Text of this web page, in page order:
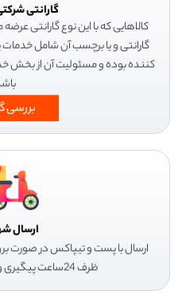
گارانتی
کالاهایی که با این نوع گارانتی
گارانتی و یا برچسب آن شامل
بررسی
ارسال
ارسال با پست و تیپاکس در صورت
ظرف 24ساعت پیگیری و ثبت شکایت فرمایید.